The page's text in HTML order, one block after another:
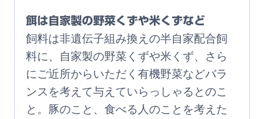
餌は自家製の野菜くずや米くずなど
飼料は非遺伝子組み換えの半自家配合飼
料に、自家製の野菜くずや米くず、さら
にご近所からいただく有機野菜などバラ
ンスを考えて与えていらっしゃるとのこ
と。豚のこと、食べる人のことを考えた